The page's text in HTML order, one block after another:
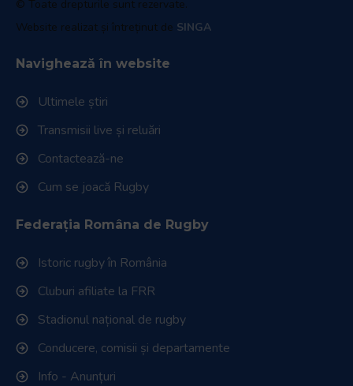
© Toate drepturile sunt rezervate.
Website realizat și întreținut de SINGA
Navighează în website
Ultimele știri
Transmisii live și reluări
Contactează-ne
Cum se joacă Rugby
Federația Româna de Rugby
Istoric rugby în România
Cluburi afiliate la FRR
Stadionul național de rugby
Conducere, comisii și departamente
Info - Anunțuri